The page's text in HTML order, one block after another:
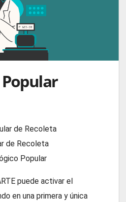
de Recoleta
de Recoleta
Popular
puede activar el
en una primera y única